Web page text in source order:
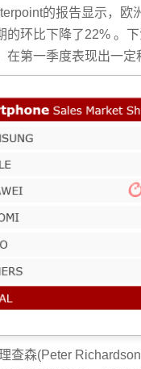
的报告显示，欧
的环比下降了22% 。
在第一季度表现出一
查森(Peter